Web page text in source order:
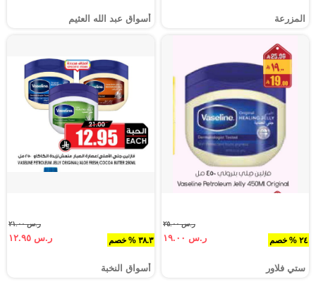
المزرعة أسواق عبد الله العثيم
٢٤ % خصم
ر.س ٢٥.٠٠
ر.س ١٩.٠٠
ستي فلاور
٣٨.٣ % خصم
ر.س ٢١.٠٠
ر.س ١٢.٩٥
أسواق النخبة